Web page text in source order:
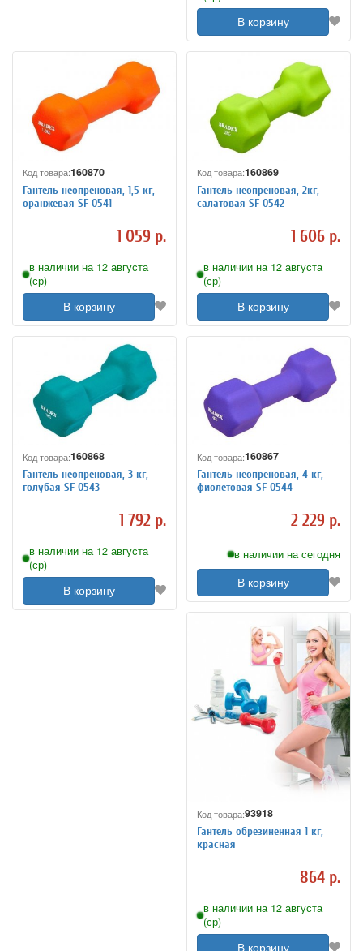
В корзину
Код товара:160870
Гантель неопреновая, 1,5 кг,
оранжевая SF 0541
1 059 р.
в наличии на 12 августа
(ср)
В корзину
Код товара:160869
Гантель неопреновая, 2кг,
салатовая SF 0542
1 606 р.
в наличии на 12 августа
(ср)
В корзину
Код товара:160868
Гантель неопреновая, 3 кг,
голубая SF 0543
1 792 р.
в наличии на 12 августа
(ср)
В корзину
Код товара:160867
Гантель неопреновая, 4 кг,
фиолетовая SF 0544
2 229 р.
в наличии на сегодня
В корзину
Код товара:93918
Гантель обрезиненная 1 кг,
красная
864 р.
в наличии на 12 августа
(ср)
В корзину